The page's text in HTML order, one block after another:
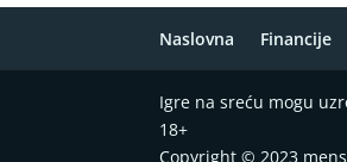
Naslovna Financije
Igre na sreću mogu
18+
Copyright © 2023